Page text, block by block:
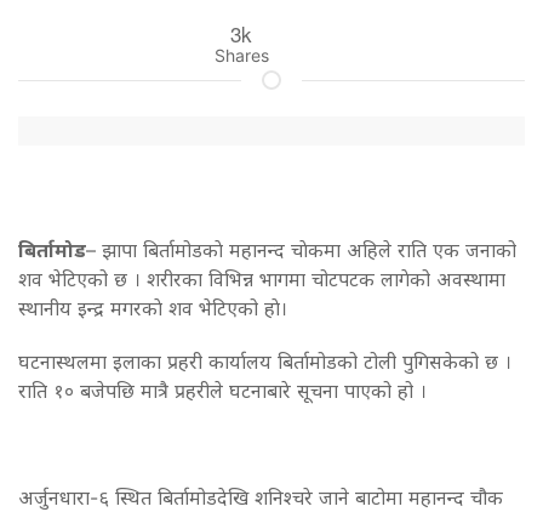
3k
Shares
बिर्तामोड– झापा बिर्तामोडकाे महानन्द चाेकमा अहिले राति एक जनाको
शव भेटिएको छ । शरीरका विभिन्न भागमा चोटपटक लागेको अवस्थामा
स्थानीय इन्द्र मगरकाे शव भेटिएको हाे।
घटनास्थलमा इलाका प्रहरी कार्यालय बिर्तामोडको टोली पुगिसकेको छ ‌‌।
राति १० बजेपछि मात्रै प्रहरीले घटनाबारे सूचना पाएको हो ।
अर्जुनधारा-६ स्थित बिर्तामोडदेखि शनिश्चरे जाने बाटोमा महानन्द चौक